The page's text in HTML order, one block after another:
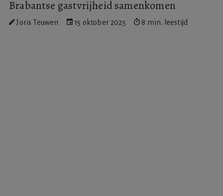
Brabantse gastvrijheid samenkomen
Joris Teuwen 15 oktober 2025 8 min. leestijd